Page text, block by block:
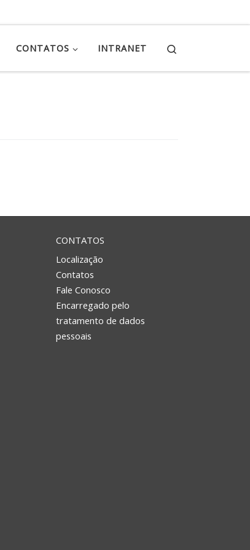
CONTATOS INTRANET
CONTATOS
Localização
Contatos
Fale Conosco
Encarregado pelo
tratamento de dados
pessoais